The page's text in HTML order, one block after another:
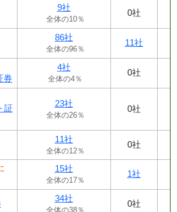
9社
全体の10％
0社
86社
全体の96％
11社
券
4社
全体の4％
0社
証
23社
全体の26％
0社
11社
全体の12％
0社
15社
全体の17％
1社
34社
全体の38％
0社